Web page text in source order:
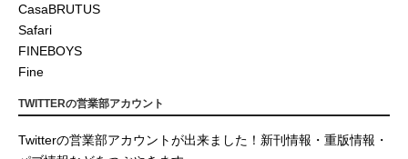
CasaBRUTUS
Safari
FINEBOYS
Fine
TWITTERの営業部アカウント
Twitterの営業部アカウントが出来ました！新刊情報・重版情報・